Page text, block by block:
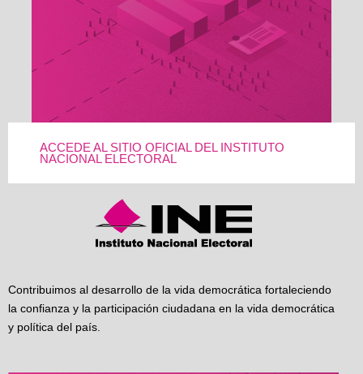
ACCEDE AL SITIO OFICIAL DEL INSTITUTO
NACIONAL ELECTORAL
Contribuimos al desarrollo de la vida democrática fortaleciendo
la confianza y la participación ciudadana en la vida democrática
y política del país.